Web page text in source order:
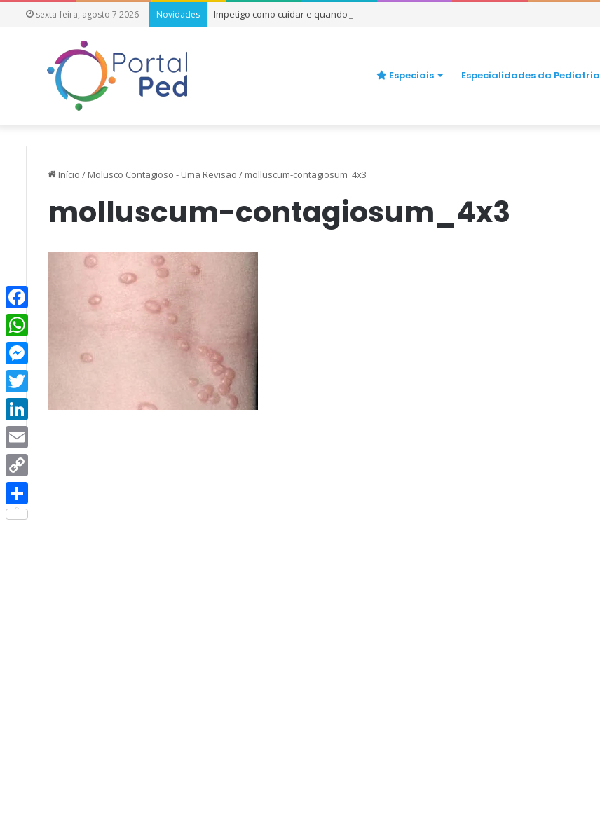
sexta-feira, agosto 7 2026 Novidades Impetigo como cuidar e quando se preocupar
Especiais Especialidades da Pediatria
Início / Molusco Contagioso - Uma Revisão / molluscum-contagiosum_4x3
molluscum-contagiosum_4x3
Facebook
WhatsApp
Messenger
Twitter
LinkedIn
Email
Copy
Link
Share